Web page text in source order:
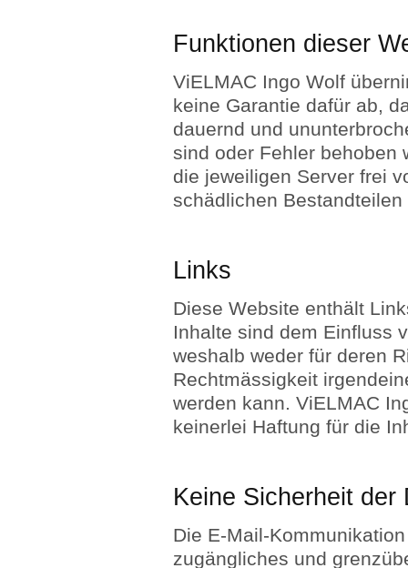
Funktionen dieser
ViELMAC Ingo Wolf
keine Garantie dafür ab,
dauernd und
sind oder Fehler behoben
die jeweiligen Server frei
schädlichen Bestandteilen
Links
Diese Website enthält
Inhalte sind dem Einfluss
weshalb weder für deren
Rechtmässigkeit
werden kann. ViELMAC
keinerlei Haftung für die
Keine Sicherheit der
Die E-Mail-
zugängliches und